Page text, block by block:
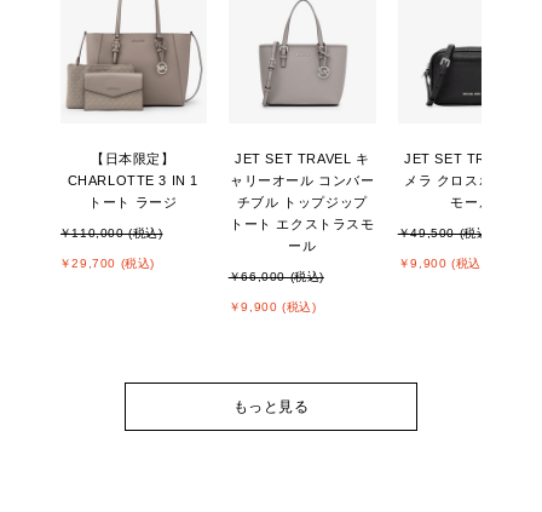
【日本限定】
CHARLOTTE 3 IN 1
トート ラージ
￥110,000 (税込)
￥29,700 (税込)
JET SET TRAVEL キ
ャリーオール コンバー
チブル トップジップ
トート エクストラスモ
ール
￥66,000 (税込)
￥9,900 (税込)
JET SET TRAVEL カ
メラ クロスボディ ス
モール
￥49,500 (税込)
￥9,900 (税込)
もっと見る